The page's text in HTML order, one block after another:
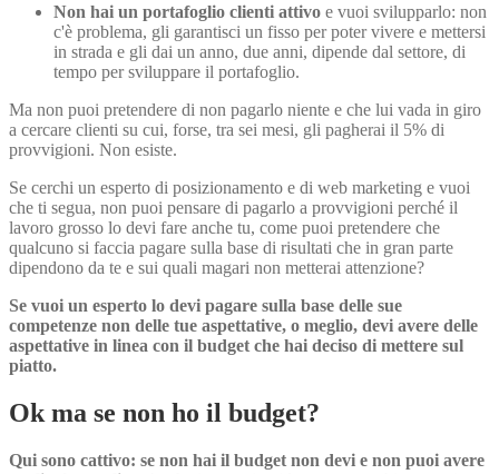
Non hai un portafoglio clienti attivo e vuoi svilupparlo: non
c'è problema, gli garantisci un fisso per poter vivere e mettersi
in strada e gli dai un anno, due anni, dipende dal settore, di
tempo per sviluppare il portafoglio.
Ma non puoi pretendere di non pagarlo niente e che lui vada in giro
a cercare clienti su cui, forse, tra sei mesi, gli pagherai il 5% di
provvigioni. Non esiste.
Se cerchi un esperto di posizionamento e di web marketing e vuoi
che ti segua, non puoi pensare di pagarlo a provvigioni perché il
lavoro grosso lo devi fare anche tu, come puoi pretendere che
qualcuno si faccia pagare sulla base di risultati che in gran parte
dipendono da te e sui quali magari non metterai attenzione?
Se vuoi un esperto lo devi pagare sulla base delle sue
competenze non delle tue aspettative, o meglio, devi avere delle
aspettative in linea con il budget che hai deciso di mettere sul
piatto.
Ok ma se non ho il budget?
Qui sono cattivo: se non hai il budget non devi e non puoi avere